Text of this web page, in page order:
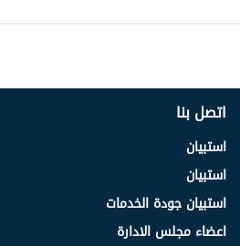
اتصل بنا
استبيان
استبيان
استبيان جودة الخدمات
اعضاء مجلس الادارة